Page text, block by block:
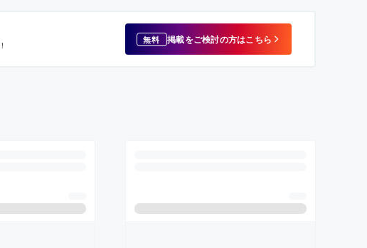
無料 掲載をご検討の方はこちら